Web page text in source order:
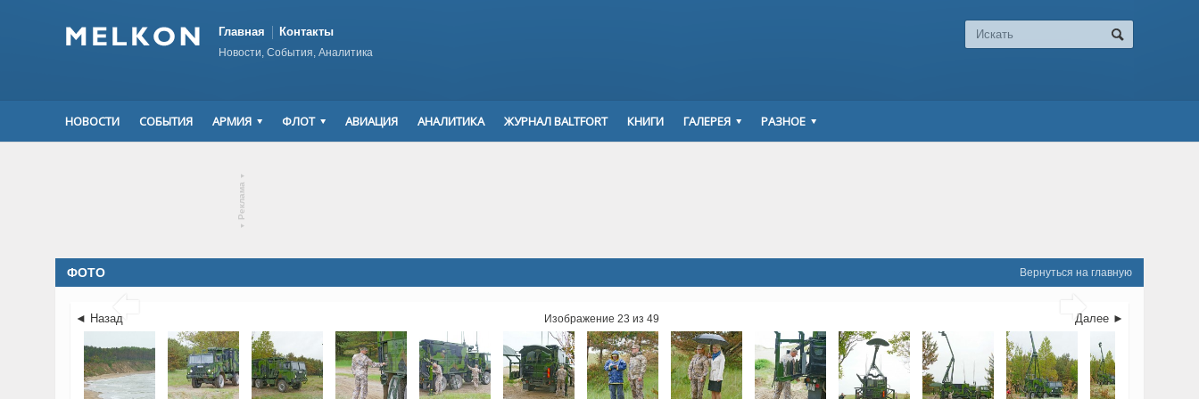
Главная Контакты
Новости, События, Аналитика
НОВОСТИ СОБЫТИЯ АРМИЯ ФЛОТ АВИАЦИЯ АНАЛИТИКА ЖУРНАЛ BALTFORT КНИГИ ГАЛЕРЕЯ РАЗНОЕ
▾
Реклама
▾
Вернуться на главную
ФОТО
 
◄ Назад Далее ►
Изображение 23 из 49